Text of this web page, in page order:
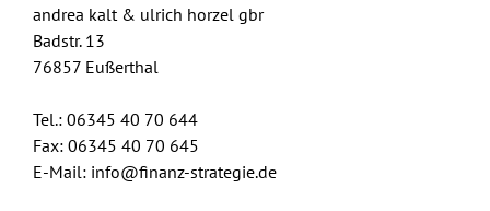
andrea kalt & ulrich horzel gbr
Badstr. 13
76857 Eußerthal
Tel.: 06345 40 70 644
Fax: 06345 40 70 645
E-Mail: info@finanz-strategie.de